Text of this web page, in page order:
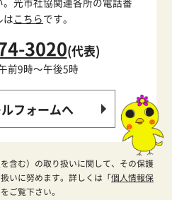
はこちらです。
3020(代表)
前9時～午後5時
フォームへ
含む）の取り扱いに関して、その保護
いに努めます。詳しくは「個人情報保
ご覧下さい。